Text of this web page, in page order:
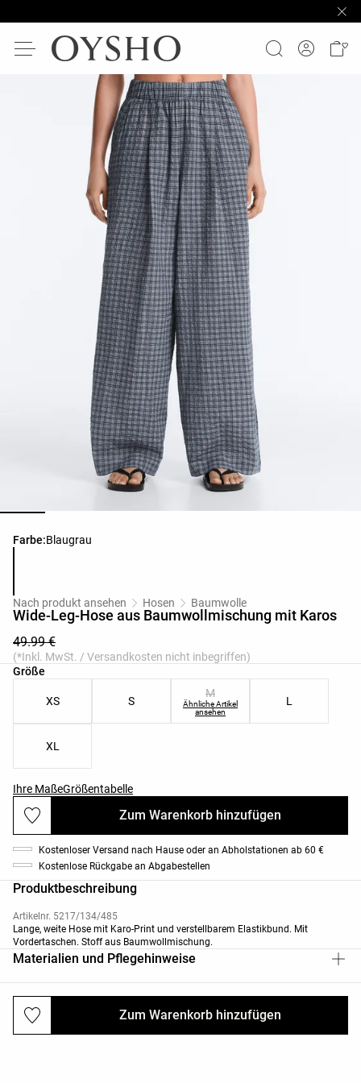
Farbe:Blaugrau
Produktfarbliste
Nach produkt ansehen Hosen Baumwolle
Wide-Leg-Hose aus Baumwollmischung mit Karos
49.99 €
(*Inkl. MwSt. / Versandkosten nicht inbegriffen)
Größe
Produktgrößenliste
XS S
M
Ähnliche Artikel
ansehen
L
XL
Ihre MaßeGrößentabelle
Zum Warenkorb hinzufügen
Zum Warenkorb hinzufügen
Kostenloser Versand nach Hause oder an Abholstationen ab 60 €
Kostenlose Rückgabe an Abgabestellen
Produktbeschreibung
Artikelnr. 5217/134/485
Lange, weite Hose mit Karo-Print und verstellbarem Elastikbund. Mit
Vordertaschen. Stoff aus Baumwollmischung.
Materialien und Pflegehinweise
Versand und Rücksendungen